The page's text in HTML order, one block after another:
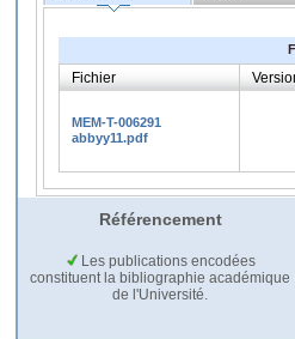
Fichier
MEM-T-006291
abbyy11.pdf
Référencement
Les publications encodées
constituent la bibliographie académique
de l'Université.